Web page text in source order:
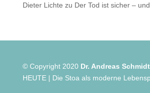
Dieter Lichte zu Der Tod ist sicher –
© Copyright 2020 Dr. Andreas Schmidt
HEUTE | Die Stoa als moderne